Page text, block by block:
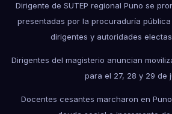
Dirigente de SUTEP regional Puno se
presentadas por la procuraduría
dirigentes y autoridades
Dirigentes del magisterio anuncian
para el 27, 28 y 29 de
Docentes cesantes marcharon en